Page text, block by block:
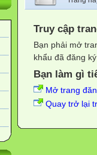
Truy cập
Bạn phải mở
khẩu đã đăng
Bạn làm gì
Mở trang
Quay trở lại